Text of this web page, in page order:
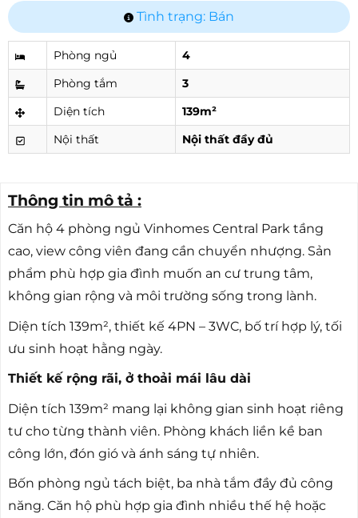
Tình trạng: Bán
Phòng ngủ
4
Phòng tắm
3
Diện tích
139m²
Nội thất
Nội thất đầy đủ
Thông tin mô tả :
Căn hộ 4 phòng ngủ Vinhomes Central Park tầng
cao, view công viên đang cần chuyển nhượng. Sản
phẩm phù hợp gia đình muốn an cư trung tâm,
không gian rộng và môi trường sống trong lành.
Diện tích 139m², thiết kế 4PN – 3WC, bố trí hợp lý, tối
ưu sinh hoạt hằng ngày.
Thiết kế rộng rãi, ở thoải mái lâu dài
Diện tích 139m² mang lại không gian sinh hoạt riêng
tư cho từng thành viên. Phòng khách liền kề ban
công lớn, đón gió và ánh sáng tự nhiên.
Bốn phòng ngủ tách biệt, ba nhà tắm đầy đủ công
năng. Căn hộ phù hợp gia đình nhiều thế hệ hoặc